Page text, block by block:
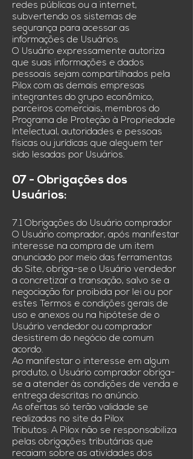
redes públicas ou a internet,
subvertendo os sistemas de
segurança para acessar as
informações de Usuários.
O Usuário expressamente autoriza
que suas informações e dados
pessoais sejam compartilhados pela
Pilox com as demais empresas
integrantes do grupo econômico,
parceiros comerciais, membros do
Programa de Proteção à Propriedade
Intelectual, autoridades e pessoas
físicas ou jurídicas que aleguem ter
sido lesadas por Usuários.
07 - Obrigações dos
Usuários:
7.1 Obrigações do Usuário comprador
O Usuário comprador, após manifestar
interesse na compra de um item
anunciado por meio das ferramentas
do Site, obriga-se o Usuário vendedor
a concretizar a transação, salvo se a
negociação for proibida por lei ou por
estes Termos e condições gerais de
uso e anexos ou na hipótese de o
Usuário vendedor ou comprador
desistirem do negócio de comum
acordo.
Ao manifestar o interesse em algum
produto, o Usuário comprador obriga-
se a atender às condições de venda e
entrega descritas no anúncio.
As ofertas só terão validade se
realizadas no site da Pilox
Tributos: A Pilox não se responsabiliza
pelas obrigações tributárias que
recaiam sobre as atividades dos